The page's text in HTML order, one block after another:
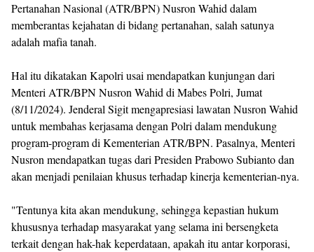
Pertanahan Nasional (ATR/BPN) Nusron Wahid dalam
memberantas kejahatan di bidang pertanahan, salah satunya
adalah mafia tanah.
Hal itu dikatakan Kapolri usai mendapatkan kunjungan dari
Menteri ATR/BPN Nusron Wahid di Mabes Polri, Jumat
(8/11/2024). Jenderal Sigit mengapresiasi lawatan Nusron Wahid
untuk membahas kerjasama dengan Polri dalam mendukung
program-program di Kementerian ATR/BPN. Pasalnya, Menteri
Nusron mendapatkan tugas dari Presiden Prabowo Subianto dan
akan menjadi penilaian khusus terhadap kinerja kementerian-nya.
"Tentunya kita akan mendukung, sehingga kepastian hukum
khususnya terhadap masyarakat yang selama ini bersengketa
terkait dengan hak-hak keperdataan, apakah itu antar korporasi,